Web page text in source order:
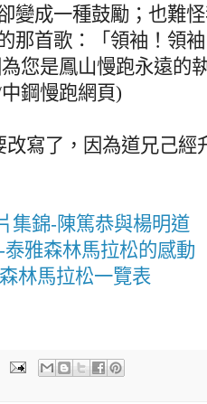
變成一種鼓勵；也難
那首歌：「領袖！領
您是鳳山慢跑永遠的
鋼慢跑網頁)
改寫了，因為道兄己
集錦-陳篤恭與楊明道
泰雅森林馬拉松的感動
林馬拉松一覽表